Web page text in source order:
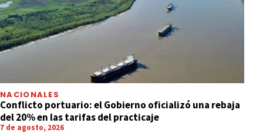
NACIONALES
Conflicto portuario: el Gobierno oficializó una rebaja
del 20% en las tarifas del practicaje
7 de agosto, 2026